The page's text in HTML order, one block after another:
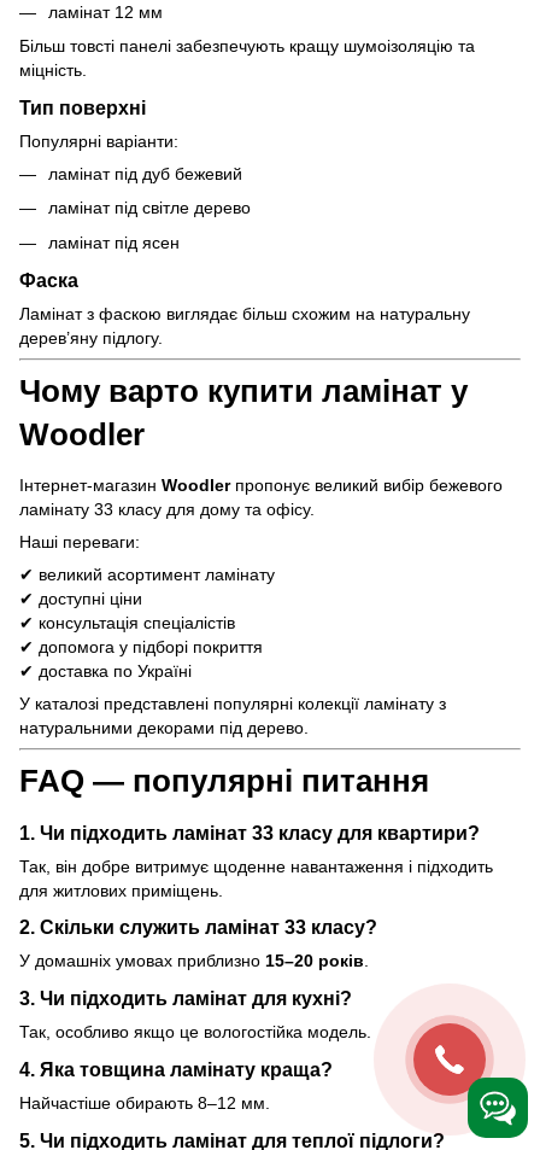
ламінат 12 мм
Більш товсті панелі забезпечують кращу шумоізоляцію та
міцність.
Тип поверхні
Популярні варіанти:
ламінат під дуб бежевий
ламінат під світле дерево
ламінат під ясен
Фаска
Ламінат з фаскою виглядає більш схожим на натуральну
дерев’яну підлогу.
Чому варто купити ламінат у
Woodler
Інтернет-магазин Woodlerпропонує великий вибір бежевого
ламінату 33 класу для дому та офісу.
Наші переваги:
✔ великий асортимент ламінату
✔ доступні ціни
✔ консультація спеціалістів
✔ допомога у підборі покриття
✔ доставка по Україні
У каталозі представлені популярні колекції ламінату з
натуральними декорами під дерево.
FAQ — популярні питання
1. Чи підходить ламінат 33 класу для квартири?
Так, він добре витримує щоденне навантаження і підходить
для житлових приміщень.
2. Скільки служить ламінат 33 класу?
У домашніх умовах приблизно 15–20 років.
3. Чи підходить ламінат для кухні?
Так, особливо якщо це вологостійка модель.
4. Яка товщина ламінату краща?
Найчастіше обирають 8–12 мм.
5. Чи підходить ламінат для теплої підлоги?